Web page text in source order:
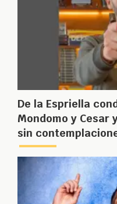
De la Espriella
Mondomo y
sin